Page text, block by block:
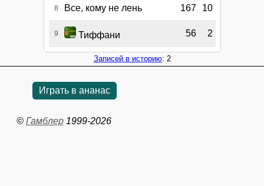
8 Все, кому не лень 167 10
9 Тиффани 56 2
Записей в историю: 2
Играть в ананас
© Гамблер1999-2026